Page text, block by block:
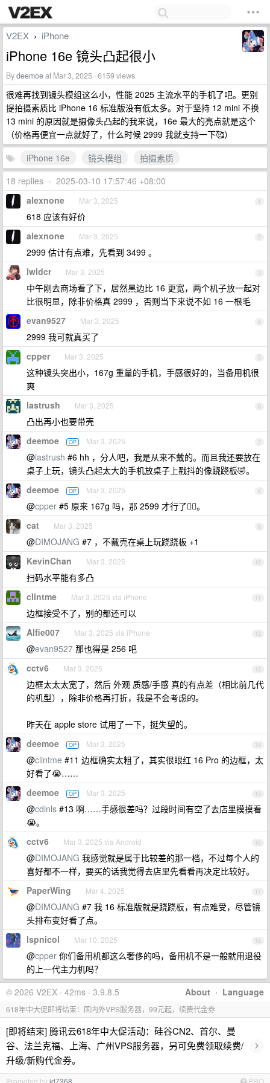
V2EX › iPhone
iPhone 16e 镜头凸起很小
Bydeemoeat Mar 3, 2025 · 6159 views
很难再找到镜头模组这么小，性能 2025 主流水平的手机了吧。更别
提拍摄素质比 iPhone 16 标准版没有低太多。对于坚持 12 mini 不换
13 mini 的原因就是摄像头凸起的我来说，16e 最大的亮点就是这个
（价格再便宜一点就好了，什么时候 2999 我就支持一下🥰）
iPhone 16e
镜头模组
拍摄素质
18 replies • 2025-03-10 17:57:46 +08:00
1
alexnone Mar 3, 2025
618 应该有好价
2
alexnone Mar 3, 2025
2999 估计有点难，先看到 3499 。
3
lwldcr Mar 3, 2025
中午刚去商场看了下，居然黑边比 16 更宽，两个机子放一起对
比很明显，除非价格真 2999 ，否则当下来说不如 16 一根毛
4
evan9527 Mar 3, 2025
2999 我可就真买了
5
cpper Mar 3, 2025
这种镜头突出小，167g 重量的手机，手感很好的，当备用机很
爽
6
lastrush Mar 3, 2025
凸出再小也要带壳
7
deemoe OP Mar 3, 2025
@lastrush #6 hh ，分人吧，我是从来不戴的。而且我还要放在
桌子上玩，镜头凸起太大的手机放桌子上戳抖的像跷跷板🤣。
8
deemoe OP Mar 3, 2025
@cpper #5 原来 167g 吗，那 2599 才行了🙂‍↕️。
9
cat Mar 3, 2025
@DIMOJANG #7 ，不戴壳在桌上玩跷跷板 +1
10
KevinChan Mar 3, 2025
扫码水平能有多凸
11
clintme Mar 3, 2025 via iPhone
边框接受不了，别的都还可以
12
Alfie007 Mar 3, 2025 via iPhone
@evan9527 那也得是 256 吧
13
cctv6 Mar 3, 2025
边框太太太宽了，然后 外观 质感/手感 真的有点差（相比前几代
的机型），除非价格再打折，我是不会考虑的。
昨天在 apple store 试用了一下，挺失望的。
14
deemoe OP Mar 3, 2025
@clintme #11 边框确实太粗了，其实很眼红 16 Pro 的边框，太
好看了😭……
15
deemoe OP Mar 3, 2025
@cdlnls #13 啊……手感很差吗？过段时间有空了去店里摸摸看
😭。
16
cctv6 Mar 3, 2025 via Android
@DIMOJANG 我感觉就是属于比较差的那一档，不过每个人的
喜好都不一样，要买的话我觉得去店里先看看再决定比较好。
17
PaperWing Mar 4, 2025
@DIMOJANG #7 我 16 标准版就是跷跷板，有点难受，尽管镜
头排布变好看了点。
18
lspnicol Mar 10, 2025
@cpper 你们备用机都这么奢侈的吗，备用机不是一般就用退役
的上一代主力机吗？
About · Language
© 2026 V2EX · 42ms · 3.9.8.5
618年中大促即将结束：国内外VPS服务器，99元起，续费代金券
[即将结束] 腾讯云618年中大促活动：硅谷CN2、首尔、曼
谷、法兰克福、上海、广州VPS服务器，另可免费领取续费/
升级/新购代金券。
›
Promoted byid7368 PRO